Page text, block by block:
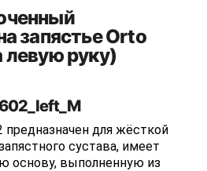
запястье Orto
левую руку)
предназначен для жёсткой
сустава, имеет
основу, выполненную из